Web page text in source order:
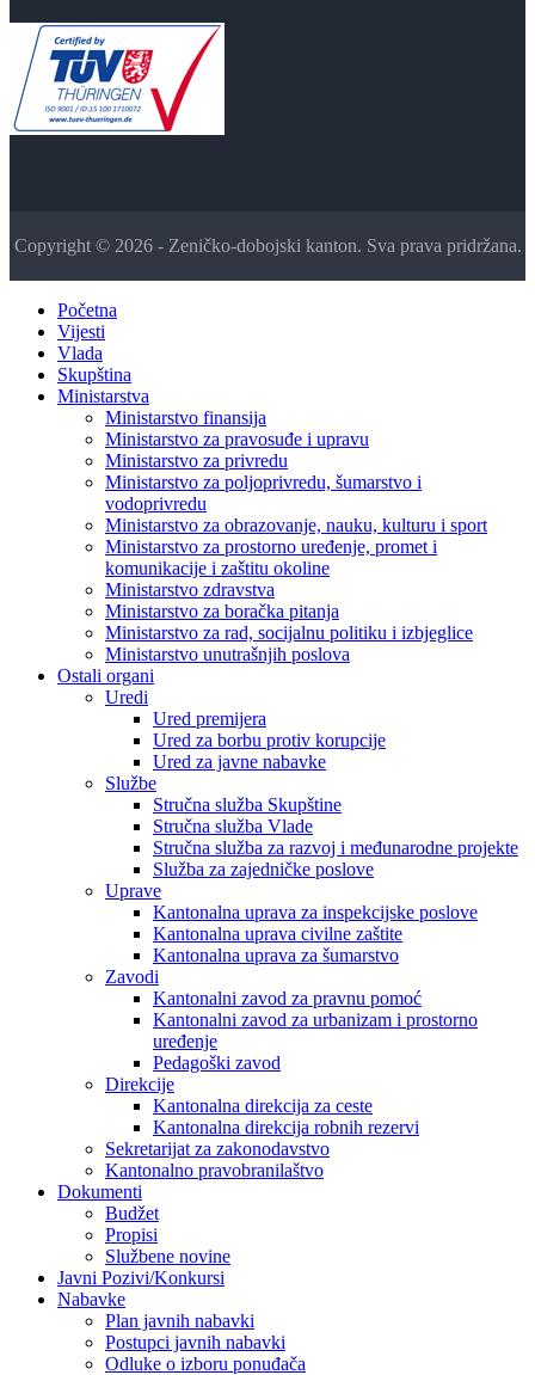
Copyright © 2026 - Zeničko-dobojski kanton. Sva prava pridržana.
Početna
Vijesti
Vlada
Skupština
Ministarstva
Ministarstvo finansija
Ministarstvo za pravosuđe i upravu
Ministarstvo za privredu
Ministarstvo za poljoprivredu, šumarstvo i
vodoprivredu
Ministarstvo za obrazovanje, nauku, kulturu i sport
Ministarstvo za prostorno uređenje, promet i
komunikacije i zaštitu okoline
Ministarstvo zdravstva
Ministarstvo za boračka pitanja
Ministarstvo za rad, socijalnu politiku i izbjeglice
Ministarstvo unutrašnjih poslova
Ostali organi
Uredi
Ured premijera
Ured za borbu protiv korupcije
Ured za javne nabavke
Službe
Stručna služba Skupštine
Stručna služba Vlade
Stručna služba za razvoj i međunarodne projekte
Služba za zajedničke poslove
Uprave
Kantonalna uprava za inspekcijske poslove
Kantonalna uprava civilne zaštite
Kantonalna uprava za šumarstvo
Zavodi
Kantonalni zavod za pravnu pomoć
Kantonalni zavod za urbanizam i prostorno
uređenje
Pedagoški zavod
Direkcije
Kantonalna direkcija za ceste
Kantonalna direkcija robnih rezervi
Sekretarijat za zakonodavstvo
Kantonalno pravobranilaštvo
Dokumenti
Budžet
Propisi
Službene novine
Javni Pozivi/Konkursi
Nabavke
Plan javnih nabavki
Postupci javnih nabavki
Odluke o izboru ponuđača